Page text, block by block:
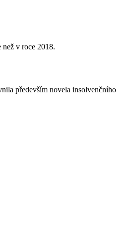
v roce 2018.
především novela insolvenčního